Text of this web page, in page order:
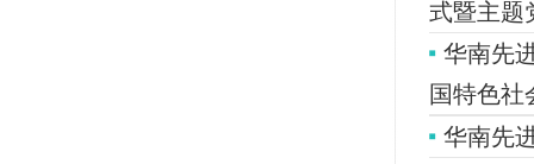
式暨主题
华南先
国特色社
华南先